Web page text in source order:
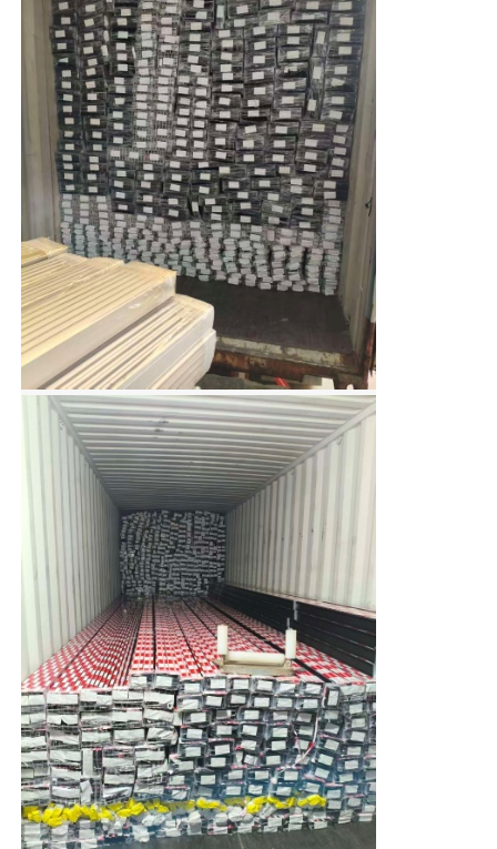
Perfil de alumínio polido
perfis de alumínio do revestimento de madeira
Perfis de acabamento de alumínio
Profissionais de extrusão de extrusores de calor de